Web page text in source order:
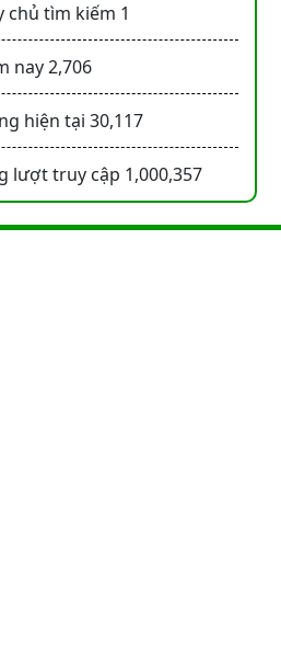
chủ tìm kiếm 1
nay2,706
hiện tại 30,117
lượt truy cập 1,000,357